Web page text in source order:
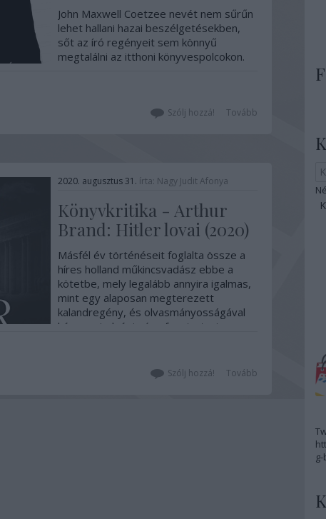
John Maxwell Coetzee nevét nem sűrűn
lehet hallani hazai beszélgetésekben,
sőt az író regényeit sem könnyű
megtalálni az itthoni könyvespolcokon.
olvastam tőle, mert láttam a nevét aTovább
Szólj hozzá!
2020. augusztus 31. írta: Nagy Judit Áfonya
Könyvkritika - Arthur
Brand: Hitler lovai (2020)
Másfél év történéseit foglalta össze a
híres holland műkincsvadász ebbe a
kötetbe, mely legalább annyira igalmas,
mint egy alaposan megterezett
kalandregény, és olvasmányosságával
képes mindvégig úgy fenntartani a
Tovább
Szólj hozzá!